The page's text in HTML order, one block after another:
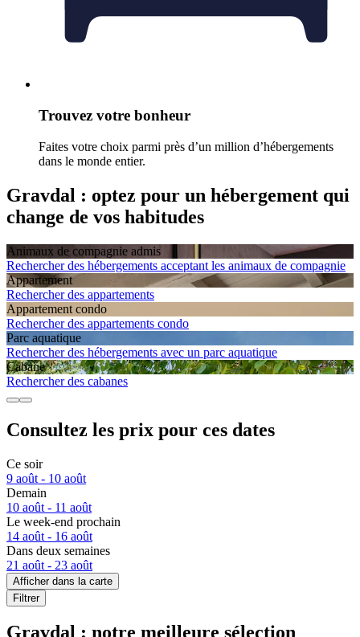
Trouvez votre bonheur
Faites votre choix parmi près d’un million d’hébergements
dans le monde entier.
Gravdal : optez pour un hébergement qui
change de vos habitudes
Animaux de compagnie admis
Rechercher des hébergements acceptant les animaux de compagnie
Apparte­ment
Rechercher des appartements
Apparte­ment condo
Rechercher des appartements condo
Parc aquatique
Rechercher des hébergements avec un parc aquatique
Cabane
Rechercher des cabanes
Consultez les prix pour ces dates
Ce soir
9 août - 10 août
Demain
10 août - 11 août
Le week-end prochain
14 août - 16 août
Dans deux semaines
21 août - 23 août
Afficher dans la carte
Filtrer
Gravdal : notre meilleure sélection